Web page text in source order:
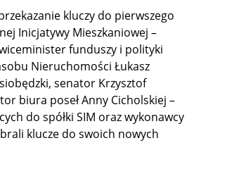
kluczy do pierwszego
Inicjatywy Mieszkaniowej –
funduszy i polityki
Nieruchomości Łukasz
senator Krzysztof
biura poseł Anny Cicholskiej –
do spółki SIM oraz wykonawcy
klucze do swoich nowych